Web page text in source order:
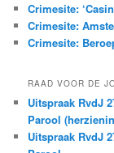
Crimesite:
Crimesite:
Crimesite:
RAAD VOOR DE
Uitspraak RvdJ
Parool
Uitspraak RvdJ